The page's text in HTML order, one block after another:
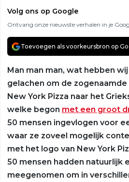
Volg ons op Google
Ontvang onze nieuwste verhalen in je
Toevoegen als voorkeursbron op
Man man man, wat hebben
gelachen om de zogenaamde
New York Pizza naar het
welke begon met een groot
50 mensen ingevlogen voor
waar ze zoveel mogelijk
met het logo van New York
50 mensen hadden natuurlijk
meegenomen om in